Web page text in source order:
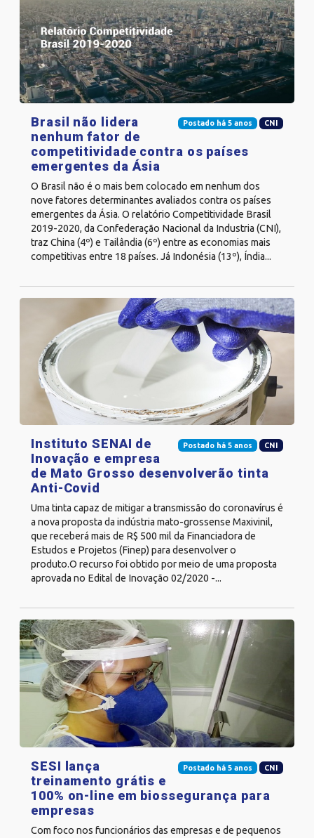
Postado há 5 anos CNI
Brasil não lidera
nenhum fator de
competitividade contra os países
emergentes da Ásia
O Brasil não é o mais bem colocado em nenhum dos
nove fatores determinantes avaliados contra os países
emergentes da Ásia. O relatório Competitividade Brasil
2019-2020, da Confederação Nacional da Industria (CNI),
traz China (4º) e Tailândia (6º) entre as economias mais
competitivas entre 18 países. Já Indonésia (13º), Índia...
Postado há 5 anos CNI
Instituto SENAI de
Inovação e empresa
de Mato Grosso desenvolverão tinta
Anti-Covid
Uma tinta capaz de mitigar a transmissão do coronavírus é
a nova proposta da indústria mato-grossense Maxivinil,
que receberá mais de R$ 500 mil da Financiadora de
Estudos e Projetos (Finep) para desenvolver o
produto.O recurso foi obtido por meio de uma proposta
aprovada no Edital de Inovação 02/2020 -...
Postado há 5 anos CNI
SESI lança
treinamento grátis e
100% on-line em biossegurança para
empresas
Com foco nos funcionários das empresas e de pequenos